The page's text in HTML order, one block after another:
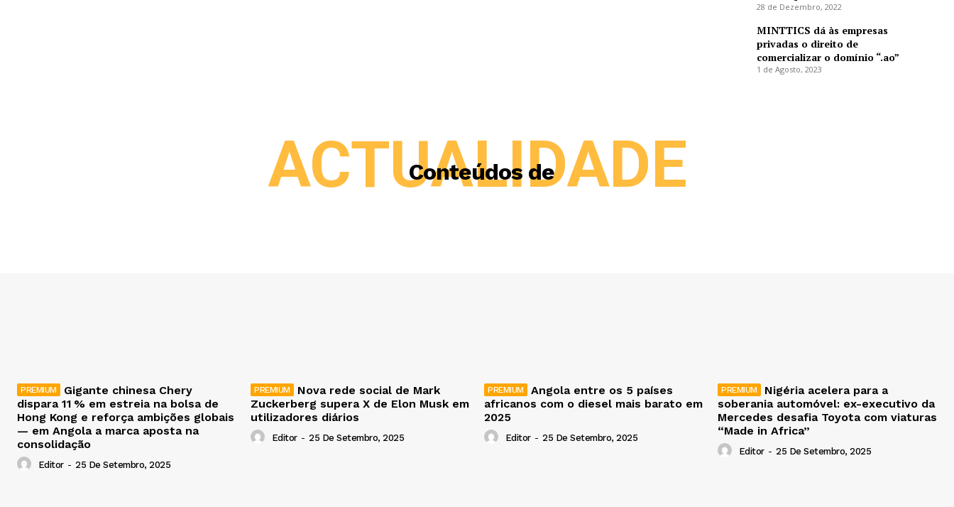
28 de Dezembro, 2022
MINTTICS dá às empresas
privadas o direito de
comercializar o domínio “.ao”
1 de Agosto, 2023
Conteúdos de
ACTUALIDADE
Gigante chinesa Chery
dispara 11 % em estreia na bolsa de
Hong Kong e reforça ambições globais
— em Angola a marca aposta na
consolidação
Editor - 25 De Setembro, 2025
Nova rede social de Mark
Zuckerberg supera X de Elon Musk em
utilizadores diários
Editor - 25 De Setembro, 2025
Angola entre os 5 países
africanos com o diesel mais barato em
2025
Editor - 25 De Setembro, 2025
Nigéria acelera para a
soberania automóvel: ex-executivo da
Mercedes desafia Toyota com viaturas
“Made in Africa”
Editor - 25 De Setembro, 2025